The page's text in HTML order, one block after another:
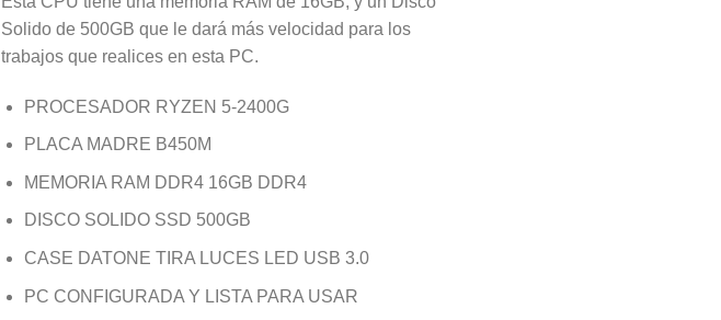
Solido de 500GB que le dará más velocidad para los
trabajos que realices en esta PC.
PROCESADOR RYZEN 5-2400G
PLACA MADRE B450M
MEMORIA RAM DDR4 16GB DDR4
DISCO SOLIDO SSD 500GB
CASE DATONE TIRA LUCES LED USB 3.0
PC CONFIGURADA Y LISTA PARA USAR